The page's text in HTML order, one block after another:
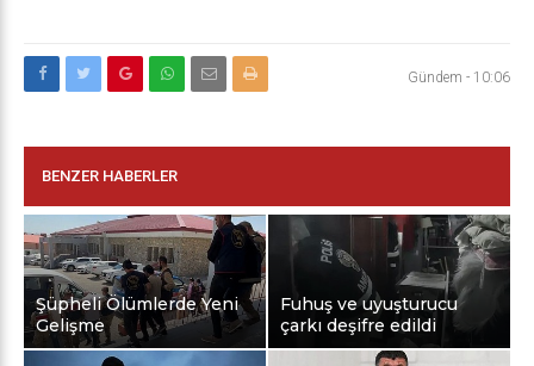
Gündem - 10:06
BENZER HABERLER
Şüpheli Ölümlerde Yeni
Gelişme
Fuhuş ve uyuşturucu
çarkı deşifre edildi